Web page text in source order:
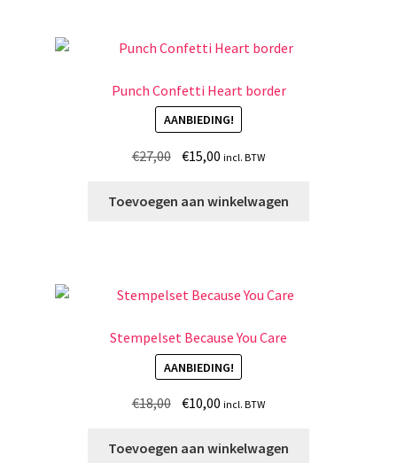
Punch Confetti Heart border
AANBIEDING!
€27,00 Oorspronkelijke
was:
€15,00 Huidige
is:
incl. BTW
Toevoegen aan winkelwagen
Stempelset Because You Care
AANBIEDING!
€18,00 Oorspronkelijke
was:
€10,00 Huidige
is:
incl. BTW
Toevoegen aan winkelwagen